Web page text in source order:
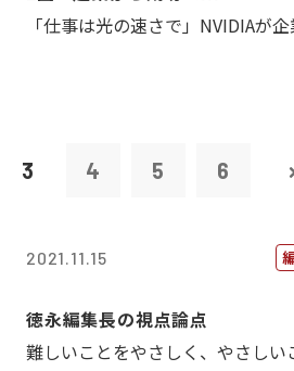
「仕事は光の速さで」NVIDIAが
3 4 5 6
2021.11.15
徳永編集長の視点論点
難しいことをやさしく、やさしい